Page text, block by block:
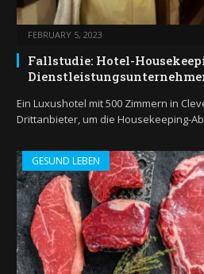
FEBRUARY 5, 2023
Fallstudie: Hotel-
Ein Luxushotel mit 500 Zimmern in
Drittanbieter, um die Housekeeping-
GESUND LEBEN